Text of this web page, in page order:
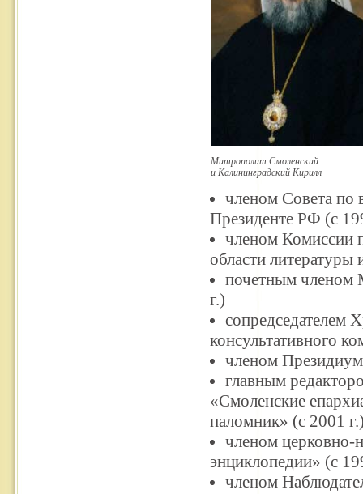
Митрополит Смоленский
и Калининградский Кирилл
членом Совета по
Президенте РФ (с
членом Комиссии
области литературы
почетным членом
г.)
сопредседателем
консультативного
членом
главным
«Смоленские
паломник» (с 2001
членом церковно-
энциклопедии» (с
членом